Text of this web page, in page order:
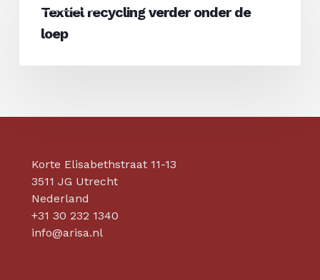
recycling
verder
Textiel recycling verder onder de
loep
Korte Elisabethstraat 11-13
3511 JG Utrecht
Nederland
+31 30 232 1340
info@arisa.nl